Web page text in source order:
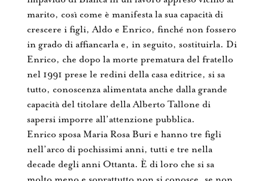
marito, così come è manifesta la sua capacità di
crescere i figli, Aldo e Enrico, finché non fossero
in grado di affiancarla e, in seguito, sostituirla. Di
Enrico, che dopo la morte prematura del fratello
nel 1991 prese le redini della casa editrice, si sa
tutto, conoscenza alimentata anche dalla grande
capacità del titolare della Alberto Tallone di
sapersi imporre all’attenzione pubblica.
Enrico sposa Maria Rosa Buri e hanno tre figli
nell’arco di pochissimi anni, tutti e tre nella
decade degli anni Ottanta. È di loro che si sa